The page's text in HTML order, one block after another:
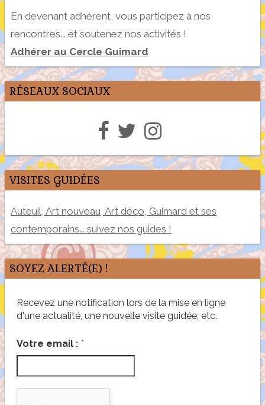
En devenant adhérent, vous participez à nos
rencontres... et soutenez nos activités !
Adhérer au Cercle Guimard
RÉSEAUX SOCIAUX
VISITES GUIDÉES
Auteuil, Art nouveau, Art déco, Guimard et ses
contemporains... suivez nos guides !
SOYEZ ALERTÉ(E) !
Recevez une notification lors de la mise en ligne
d'une actualité, une nouvelle visite guidée, etc.
Votre email : *